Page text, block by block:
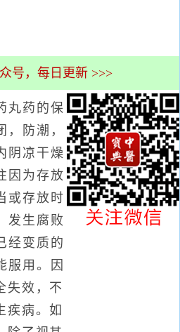
号，每日更新 >>>
药的保
，防潮，
阴凉干燥
因为存放
或存放时
发生腐败
经变质的
服用。因
失效，不
疾病。如